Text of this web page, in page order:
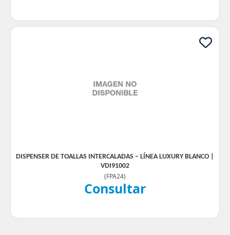
DISPENSER DE TOALLAS INTERCALADAS – LÍNEA LUXURY BLANCO |
VDI91002
(FPA24)
Consultar